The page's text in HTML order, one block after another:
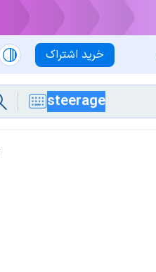
خرید اشتراک